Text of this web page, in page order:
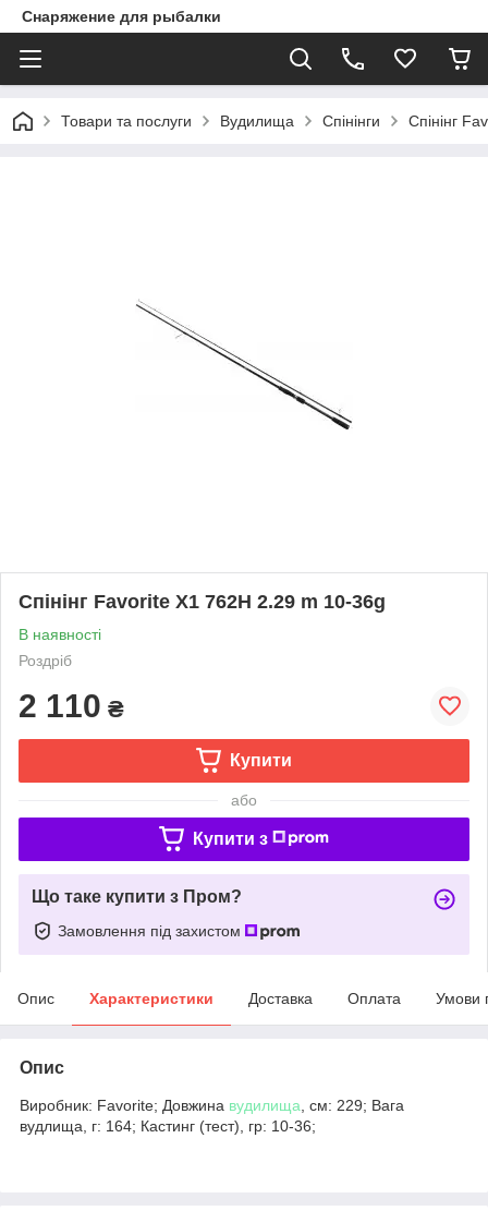
Снаряжение для рыбалки
Товари та послуги Вудилища Спінінги Спінінг
Спінінг Favorite X1 762H 2.29 m 10-36g
В наявності
Роздріб
2 110 ₴
Купити
або
Купити з
Що таке купити з Пром?
Замовлення під захистом
Опис Характеристики Доставка Оплата Умови
Опис
Виробник: Favorite; Довжина вудилища , см: 229; Вага
вудлища, г: 164; Кастинг (тест), гр: 10-36;